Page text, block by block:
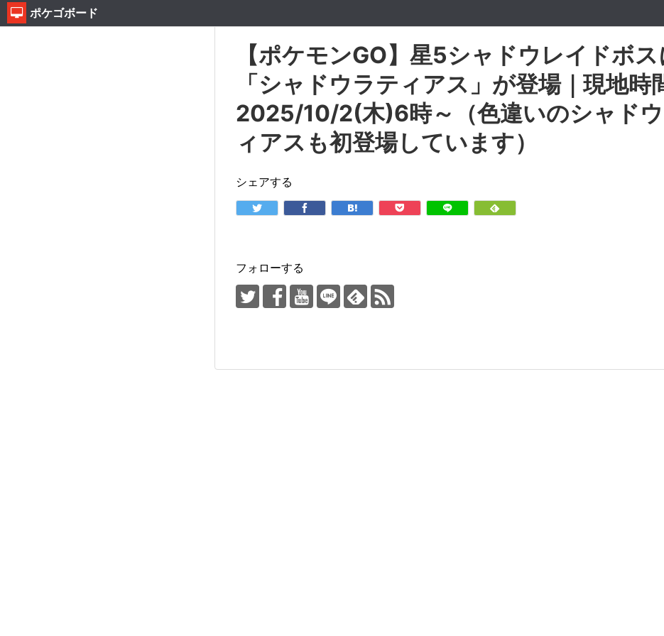
ポケゴボード
【ポケモンGO】星5シャドウレイドボス
「シャドウラティアス」が登場｜現地時
2025/10/2(木)6時～（色違いのシャド
ィアスも初登場しています）
シェアする
フォローする